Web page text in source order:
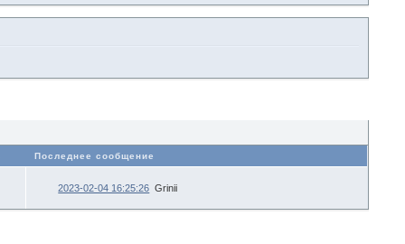
Последнее сообщение
2023-02-04 16:25:26 Grinii